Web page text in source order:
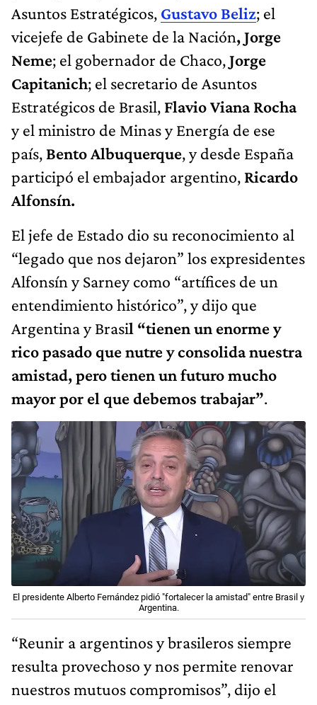
Asuntos Estratégicos, Gustavo Beliz; el
vicejefe de Gabinete de la Nación, Jorge
Neme; el gobernador de Chaco,Jorge
Capitanich; el secretario de Asuntos
Estratégicos de Brasil, Flavio Viana Rocha
y el ministro de Minas y Energía de ese
país, Bento Albuquerque, y desde España
participó el embajador argentino, Ricardo
Alfonsín.
El jefe de Estado dio su reconocimiento al
“legado que nos dejaron” los expresidentes
Alfonsín y Sarney como “artífices de un
entendimiento histórico”, y dijo que
Argentina y Brasil “tienen un enorme y
rico pasado que nutre y consolida nuestra
amistad, pero tienen un futuro mucho
mayor por el que debemos trabajar”.
El presidente Alberto Fernández pidió "fortalecer la amistad" entre Brasil y
Argentina.
“Reunir a argentinos y brasileros siempre
resulta provechoso y nos permite renovar
nuestros mutuos compromisos”, dijo el